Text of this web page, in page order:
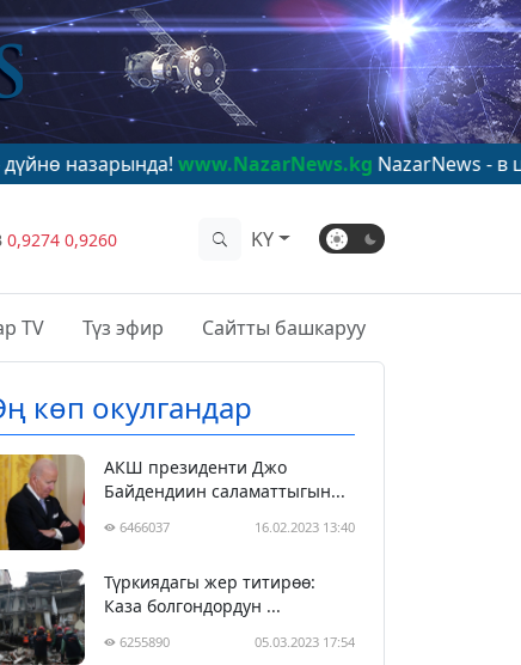
www.NazarNews.kgNazarNews - в центре
0,9274 0,9260 KY
TV Түз эфир Сайтты башкаруу
көп окулгандар
АКШ президенти Джо
Байдендиин саламаттыгын...
6466037 16.02.2023 13:40
Түркиядагы жер титирөө:
Каза болгондордун ...
6255890 05.03.2023 17:54